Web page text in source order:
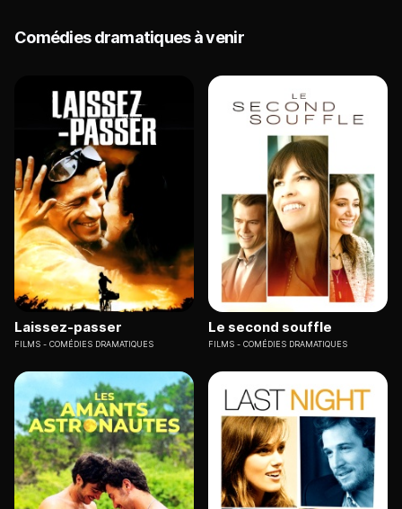
Comédies dramatiques à venir
Laissez-passer
FILMS COMÉDIES DRAMATIQUES
Le second souffle
FILMS COMÉDIES DRAMATIQUES